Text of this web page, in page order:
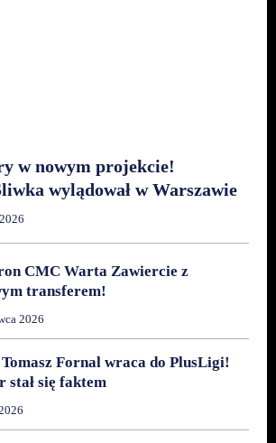
w nowym projekcie!
wylądował w Warszawie
CMC Warta Zawiercie z
transferem!
2026
Fornal wraca do PlusLigi!
się faktem